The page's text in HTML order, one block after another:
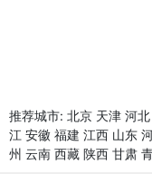
推荐城市: 北京 天津 河北
江 安徽 福建 江西 山东
州 云南 西藏 陕西 甘肃